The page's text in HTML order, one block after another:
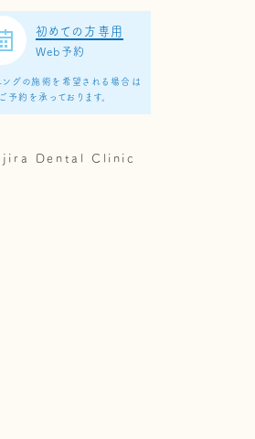
初めての方専用
Web予約
ングの施術を希望される場合は
予約を承っております。
Dental Clinic